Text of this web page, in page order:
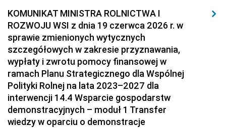
KOMUNIKAT MINISTRA ROLNICTWA I
ROZWOJU WSI z dnia 19 czerwca 2026 r. w
sprawie zmienionych wytycznych
szczegółowych w zakresie przyznawania,
wypłaty i zwrotu pomocy finansowej w
ramach Planu Strategicznego dla Wspólnej
Polityki Rolnej na lata 2023–2027 dla
interwencji 14.4 Wsparcie gospodarstw
demonstracyjnych – moduł 1 Transfer
wiedzy w oparciu o demonstracje